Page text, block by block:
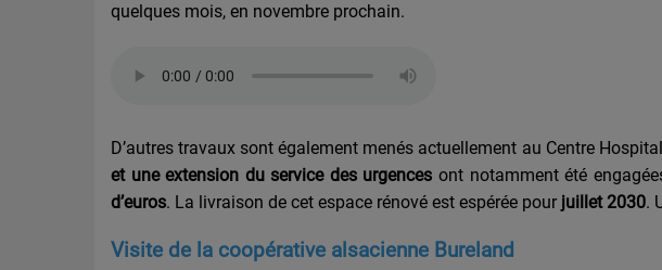
quelques mois, en novembre prochain.
D’autres travaux sont également menés actuellement au Centre
et une extension du service des urgences ont notamment été
d’euros. La livraison de cet espace rénové est espérée pour juillet 2030.
Visite de la coopérative alsacienne Bureland